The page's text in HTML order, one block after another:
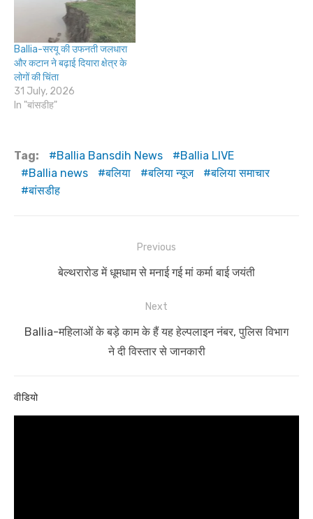
Ballia-सरयू की उफनती जलधारा
और कटान ने बढ़ाई दियारा क्षेत्र के
लोगों की चिंता
31 July, 2026
In "बांसडीह"
Tag: Ballia Bansdih News
Ballia LIVE
Ballia news
बलिया बलिया न्यूज
बलिया समाचार
बांसडीह
navigation
Previous
Previous
बेल्थरारोड में धूमधाम से मनाई गई मां कर्मा बाई जयंती
Next
Next
Ballia-महिलाओं के बड़े काम के हैं यह हेल्पलाइन नंबर, पुलिस विभाग
ने दी विस्तार से जानकारी
वीडियो